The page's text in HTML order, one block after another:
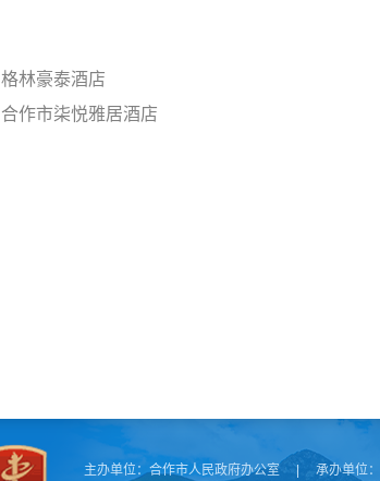
格林豪泰酒店
合作市柒悦雅居酒店
主办单位：合作市人民政府办公室 | 承办单位：